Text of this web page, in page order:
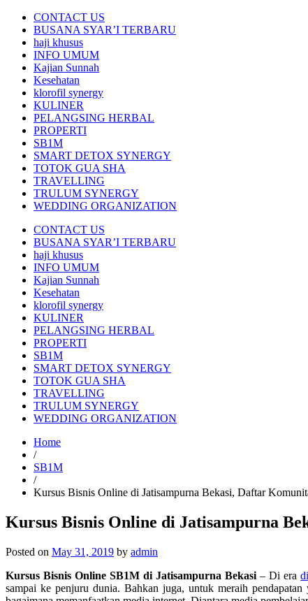
CONTACT US
BUSANA SYAR’I TERBARU
haji khusus
INFO UMUM
Kajian Sunnah
Kesehatan
klorofil synergy
KULINER
PELANGSING HERBAL
PROPERTI
SB1M
SMART DETOX SYNERGY
TOTOK GUA SHA
TRAVELLING
TRULUM SYNERGY
WEDDING ORGANIZATION
CONTACT US
BUSANA SYAR’I TERBARU
haji khusus
INFO UMUM
Kajian Sunnah
Kesehatan
klorofil synergy
KULINER
PELANGSING HERBAL
PROPERTI
SB1M
SMART DETOX SYNERGY
TOTOK GUA SHA
TRAVELLING
TRULUM SYNERGY
WEDDING ORGANIZATION
Home
/
SB1M
/
Kursus Bisnis Online di Jatisampurna Bekasi, Daftar
Kursus Bisnis Online di Jatisampurna
Posted on May 31, 2019 by admin
Kursus Bisnis Online SB1M di Jatisampurna Bekasi – Di era
sampai ke penjuru dunia. Bahkan juga, untuk meraih